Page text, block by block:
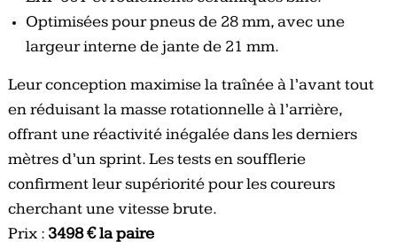
Optimisées pour pneus de 28 mm, avec une
largeur interne de jante de 21 mm.
Leur conception maximise la traînée à l’avant tout
en réduisant la masse rotationnelle à l’arrière,
offrant une réactivité inégalée dans les derniers
mètres d’un sprint. Les tests en soufflerie
confirment leur supériorité pour les coureurs
cherchant une vitesse brute.
Prix : 3498 € la paire